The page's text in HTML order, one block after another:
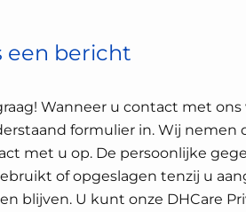
een bericht
Wanneer u contact met
formulier in. Wij nemen
met u op. De persoonlijke
of opgeslagen tenzij u
blijven. U kunt onze DHCare